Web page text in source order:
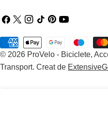
Facebook
X
Instagram
TIC-Pinterest
YouTube
© 2026 ProVelo - Biciclete,
Transport. Creat de
Metode
de
plata